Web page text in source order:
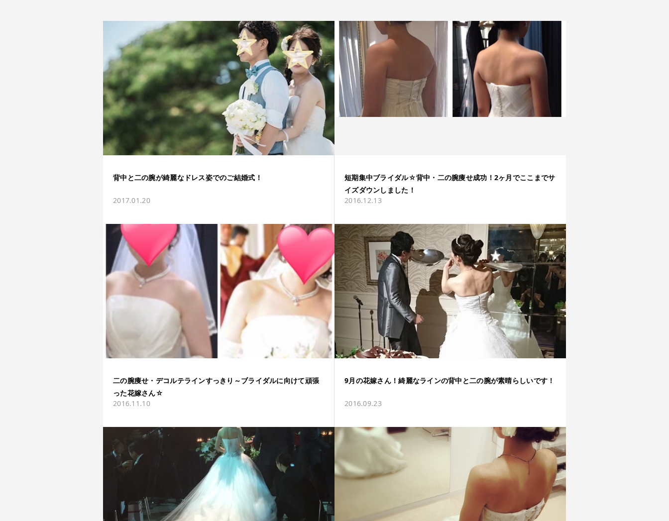
背中と二の腕が綺麗なドレス姿でのご結婚式！
2017.01.20
短期集中ブライダル☆背中・二の腕痩せ成功！2ヶ月でここまでサ
イズダウンしました！
2016.12.13
二の腕痩せ・デコルテラインすっきり～ブライダルに向けて頑張
った花嫁さん☆
2016.11.10
9月の花嫁さん！綺麗なラインの背中と二の腕が素晴らしいです！
2016.09.23